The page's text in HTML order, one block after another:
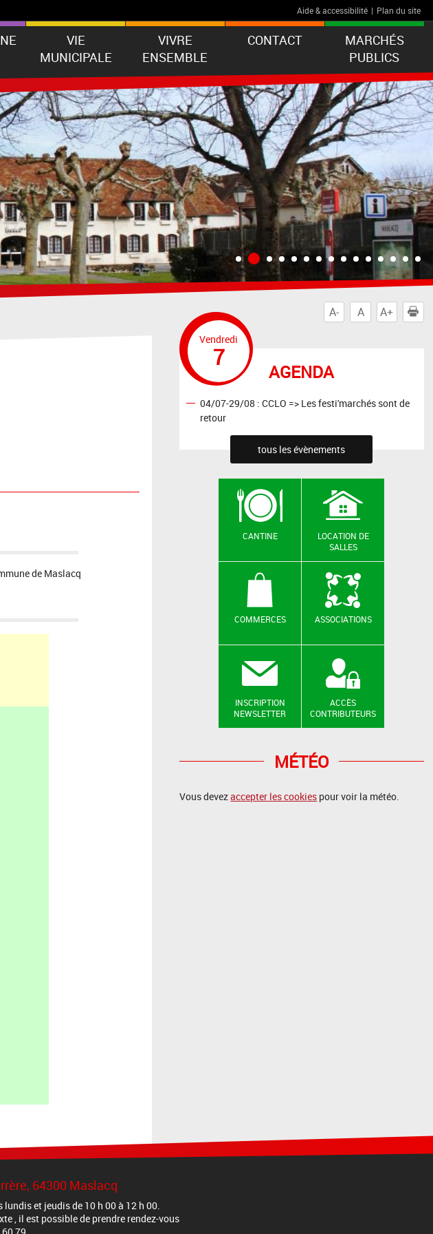
Aide & accessibilité | Plan du site
VIE
MUNICIPALE
VIVRE
ENSEMBLE
CONTACT
MARCHÉS
PUBLICS
A- A A+
de Maslacq
AGENDA
Vendredi
7
04/07-29/08 : CCLO => Les festi'marchés sont de
retour
tous les évènements
CANTINE
LOCATION DE
SALLES
COMMERCES ASSOCIATIONS
INSCRIPTION
NEWSLETTER
ACCÈS
CONTRIBUTEURS
MÉTÉO
Vous devezaccepter les cookies pour voir la météo.
64300 Maslacq
et jeudis de 10 h 00 à 12 h 00.
, il est possible de prendre rendez-vous